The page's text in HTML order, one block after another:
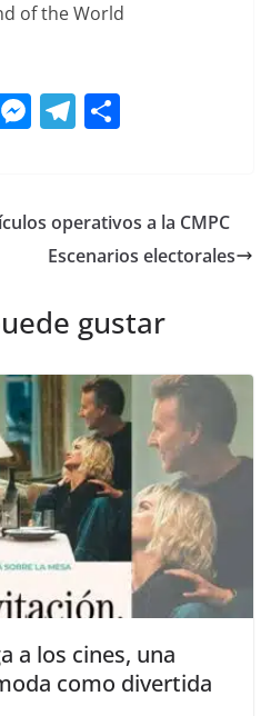
of the World
M
e
n
er
T
gr
a
p
ar
operativos a la CMPC
Escenarios electorales
gustar
a los cines, una
como divertida